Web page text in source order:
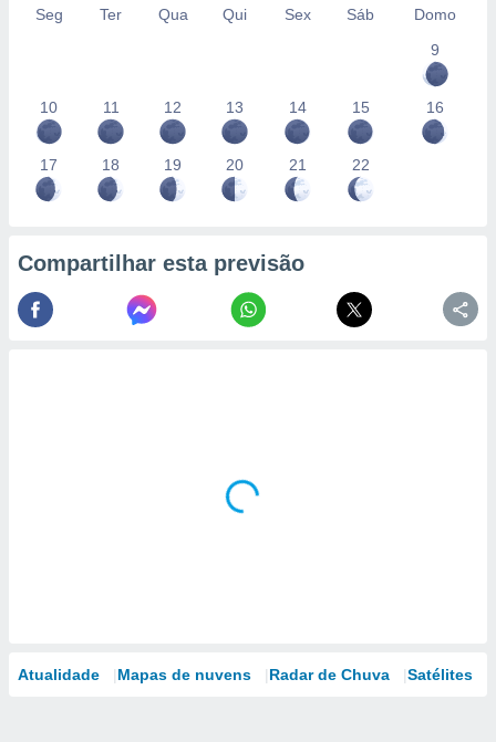
Seg Ter Qua Qui Sex Sáb
Domo
9
10 11 12 13 14 15 16
17 18 19 20 21 22
Compartilhar esta previsão
Atualidade Mapas de nuvens Radar de Chuva Satélites